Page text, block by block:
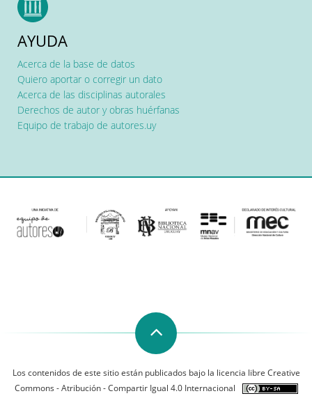
AYUDA
Acerca de la base de datos
Quiero aportar o corregir un dato
Acerca de las disciplinas autorales
Derechos de autor y obras huérfanas
Equipo de trabajo de autores.uy
Los contenidos de este sitio están publicados bajo la licencia libre Creative
Commons - Atribución - Compartir Igual 4.0 Internacional